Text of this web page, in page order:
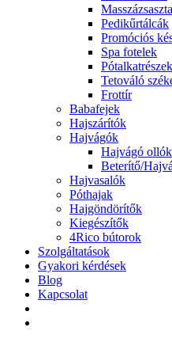
Pedikűrtálcák
Promóciós
Spa fotelek
Pótalkatrészek
Tetováló
Frottír
Babafejek
Hajszárítók
Hajvágók
Hajvágó ollók
Beterítő/
Hajvasalók
Póthajak
Hajgöndörítők
Kiegészítők
4Rico bútorok
Szolgáltatások
Gyakori kérdések
Blog
Kapcsolat